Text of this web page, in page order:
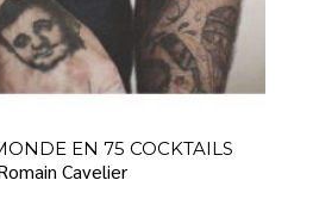
EN 75 COCKTAILS
Cavelier